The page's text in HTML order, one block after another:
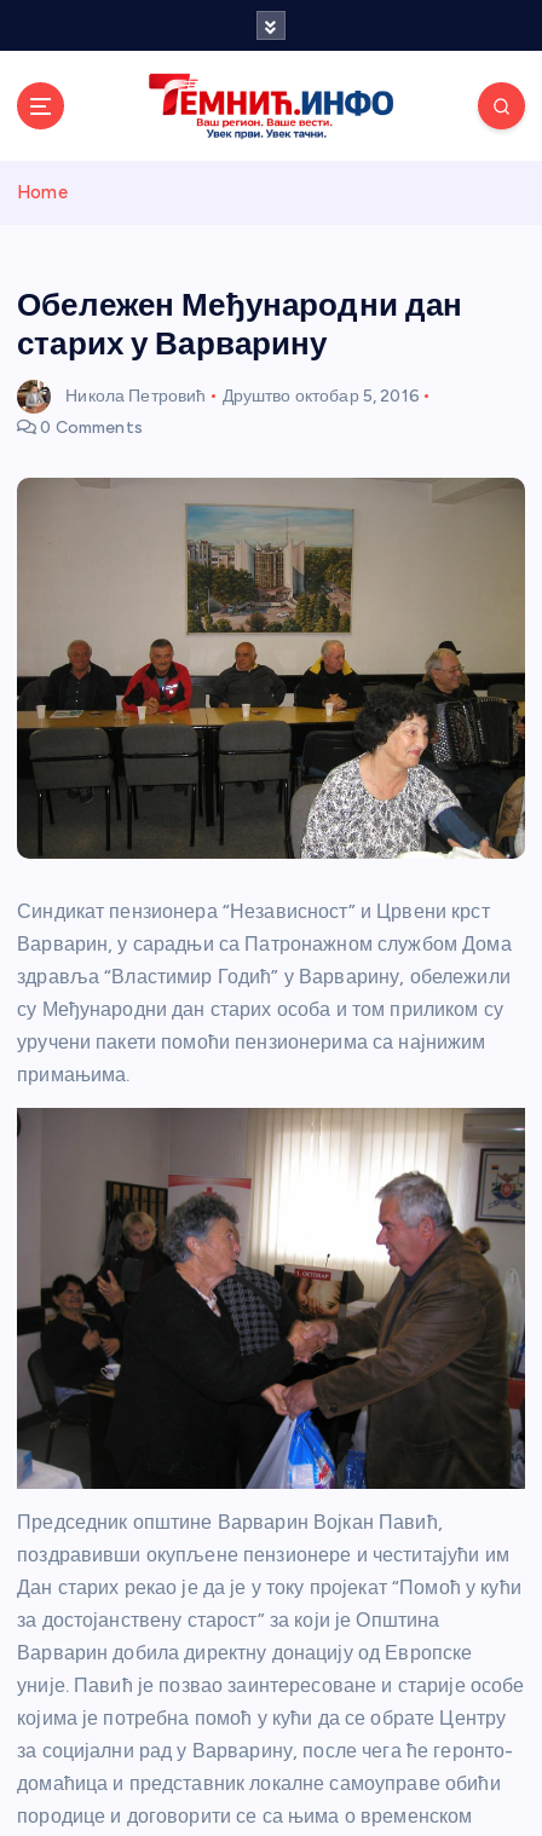
и портал
Home
Обележен Међународни дан
старих у Варварину
Никола Петровић Друштво октобар 5, 2016
0 Comments
Синдикат пензионера “Независност” и Црвени крст
Варварин, у сарадњи са Патронажном службом Дома
здравља “Властимир Годић” у Варварину, обележили
су Међународни дан старих особа и том приликом су
уручени пакети помоћи пензионерима са најнижим
примањима.
Председник општине Варварин Војкан Павић,
поздравивши окупљене пензионере и честитајући им
Дан старих рекао је да је у току пројекат “Помоћ у кући
за достојанствену старост” за који је Општина
Варварин добила директну донацију од Европске
уније. Павић је позвао заинтересоване и старије особе
којима је потребна помоћ у кући да се обрате Центру
за социјални рад у Варварину, после чега ће геронто-
домаћица и представник локалне самоуправе обићи
породице и договорити се са њима о временском